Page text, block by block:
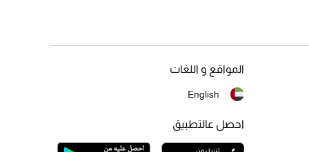
المواقع و اللغات
English
احصل عالتطبيق